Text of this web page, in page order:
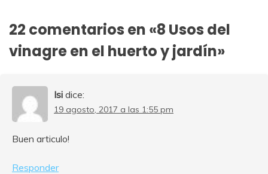
22 comentarios en «8 Usos del
vinagre en el huerto y jardín»
Isi dice:
19 agosto, 2017 a las 1:55 pm
Buen articulo!
Responder